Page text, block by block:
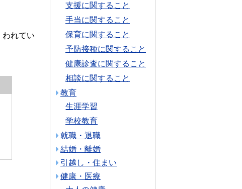
われてい
支援に関すること
手当に関すること
保育に関すること
予防接種に関すること
健康診査に関すること
相談に関すること
教育
生涯学習
学校教育
就職・退職
結婚・離婚
引越し・住まい
健康・医療